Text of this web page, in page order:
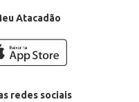
Atacadão
redes sociais